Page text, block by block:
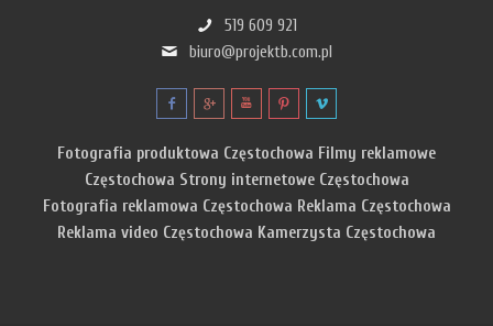
519 609 921
biuro@projektb.com.pl
Fotografia produktowa Częstochowa Filmy reklamowe
Częstochowa Strony internetowe Częstochowa
Fotografia reklamowa Częstochowa Reklama Częstochowa
Reklama video Częstochowa Kamerzysta Częstochowa